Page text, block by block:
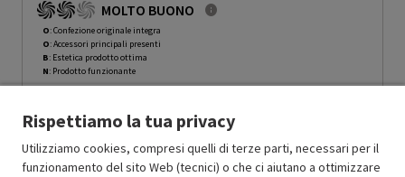
MOLTO BUONO
O: Confezione originale integra
O: Accessori principali presenti
B: Estetica prodotto ottima
N: Prodotto funzionante
Ricondizionato Prezzo ridotto da
449.10a-30%
In Promozione 314.37
Rispettiamo la tua privacy
Utilizziamo cookies, compresi quelli di terze parti, necessari per il
funzionamento del sito Web (tecnici) o che ci aiutano a ottimizzare